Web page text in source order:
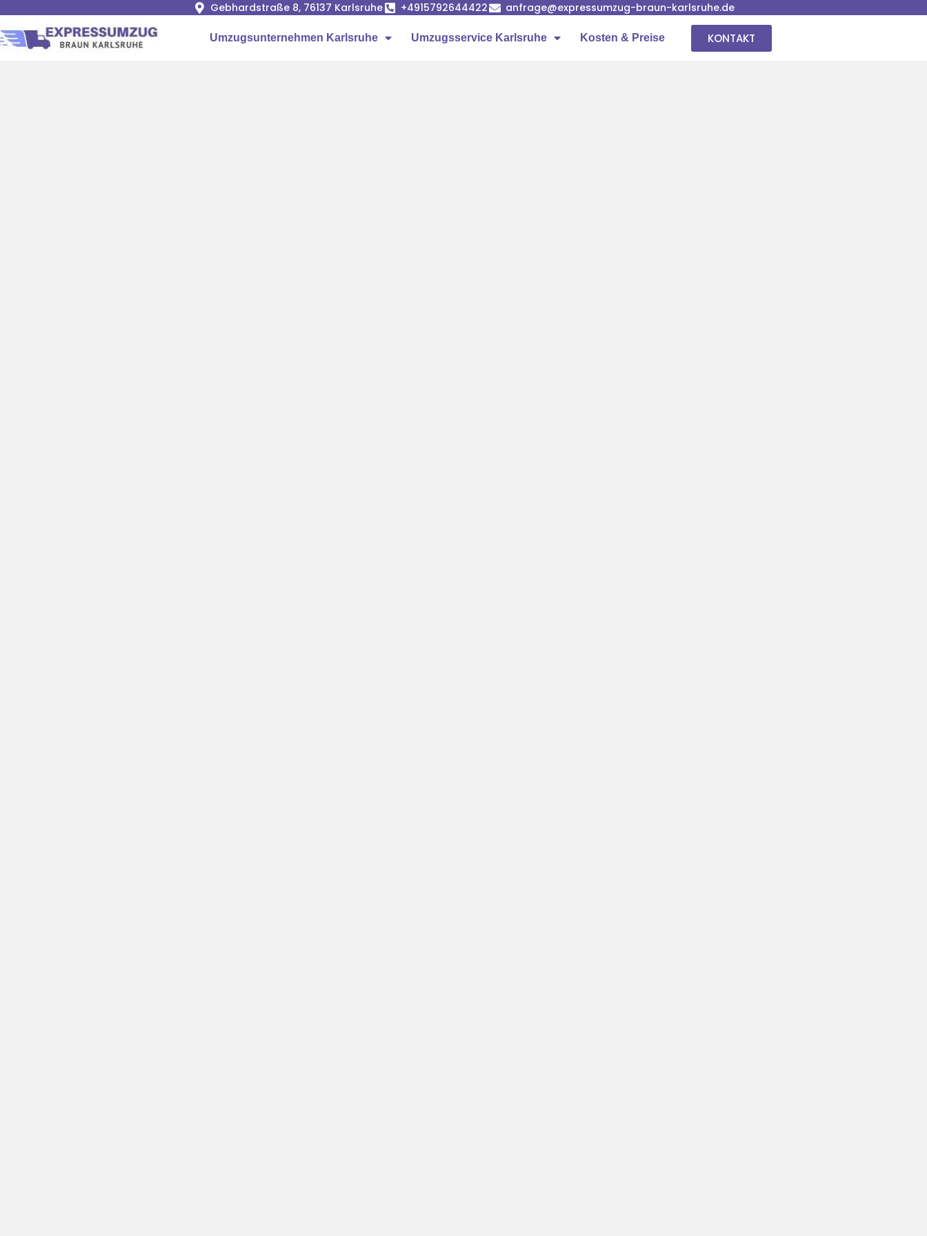
Gebhardstraße 8, 76137 Karlsruhe +4915792644422 anfrage@expressumzug-braun-karlsruhe.de
Umzugsunternehmen Karlsruhe Umzugsservice Karlsruhe Kosten & Preise KONTAKT